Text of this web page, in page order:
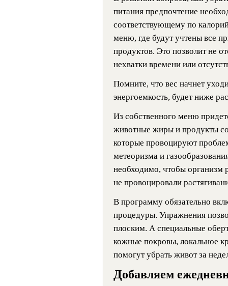
питания предпочтение
соответствующему по
меню, где будут учтены все
продуктов. Это позволит не
нехватки времени или
Помните, что вес начнет
энергоемкость, будет ниже
Из собственного меню
животные жиры и продукты
которые провоцируют
метеоризма и
необходимо, чтобы организм
не провоцировали
В программу обязательно
процедуры. Упражнения
плоским. А специальные
кожные покровы, локальное
помогут убрать живот за
Добавляем